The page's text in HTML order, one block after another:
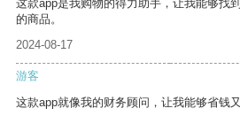
这款app是我购物的得力助手，让我能够找
的商品。
2024-08-17
游客
这款app就像我的财务顾问，让我能够省钱又